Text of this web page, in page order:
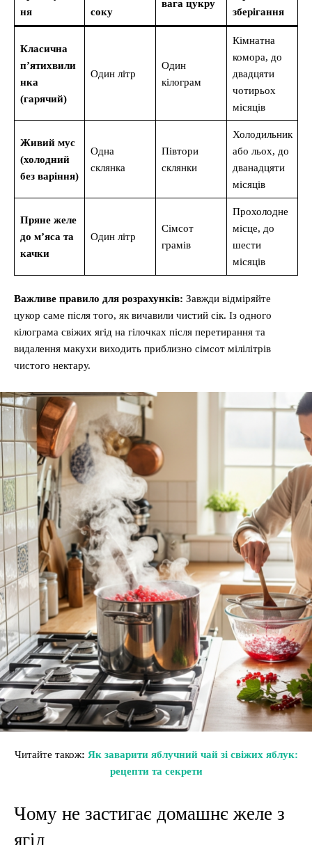
ня
соку
вага цукру
зберігання
Класична
п’ятихвили
нка
(гарячий)
Один літр
Один
кілограм
Кімнатна
комора, до
двадцяти
чотирьох
місяців
Живий мус
(холодний
без варіння)
Одна
склянка
Півтори
склянки
Холодильник
або льох, до
дванадцяти
місяців
Пряне желе
до м’яса та
качки
Один літр
Сімсот
грамів
Прохолодне
місце, до
шести
місяців
Важливе правило для розрахунків: Завжди відміряйте
цукор саме після того, як вичавили чистий сік. Із одного
кілограма свіжих ягід на гілочках після перетирання та
видалення макухи виходить приблизно сімсот мілілітрів
чистого нектару.
Читайте також: Як заварити яблучний чай зі свіжих яблук:
рецепти та секрети
Чому не застигає домашнє желе з
ягід